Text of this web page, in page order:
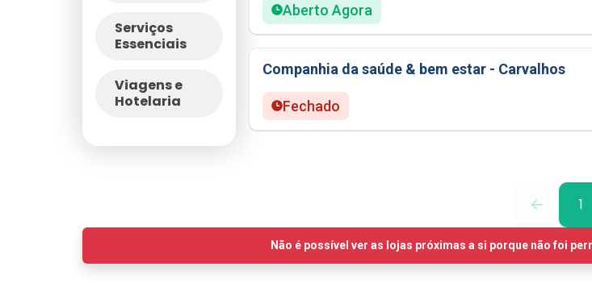
Serviços
Essenciais
Viagens e
Hotelaria
Aberto Agora
Companhia da saúde & bem estar - Carvalhos
Fechado
1